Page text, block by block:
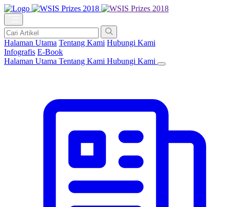
Halaman Utama Tentang Kami Hubungi Kami
Infografis E-Book
Halaman Utama Tentang Kami Hubungi Kami